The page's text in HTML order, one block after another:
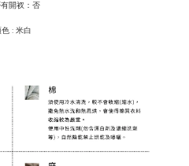
開衩：否
: 米白